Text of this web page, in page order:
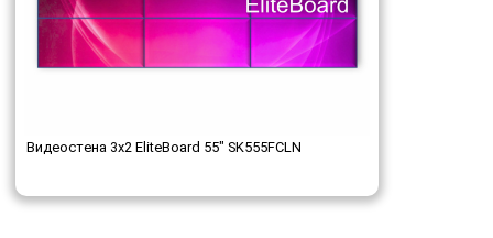
Видеостена 3x2 EliteBoard 55" SK555FCLN